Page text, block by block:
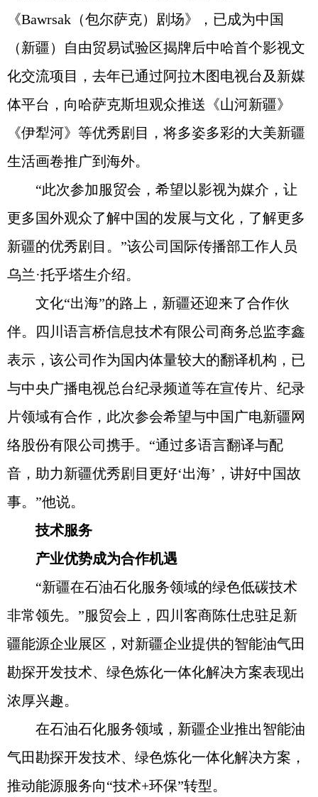
《Bawrsak（包尔萨克）剧场》，已成为中国
（新疆）自由贸易试验区揭牌后中哈首个影视文
化交流项目，去年已通过阿拉木图电视台及新媒
体平台，向哈萨克斯坦观众推送《山河新疆》
《伊犁河》等优秀剧目，将多姿多彩的大美新疆
生活画卷推广到海外。
“此次参加服贸会，希望以影视为媒介，让
更多国外观众了解中国的发展与文化，了解更多
新疆的优秀剧目。”该公司国际传播部工作人员
乌兰·托乎塔生介绍。
文化“出海”的路上，新疆还迎来了合作伙
伴。四川语言桥信息技术有限公司商务总监李鑫
表示，该公司作为国内体量较大的翻译机构，已
与中央广播电视总台纪录频道等在宣传片、纪录
片领域有合作，此次参会希望与中国广电新疆网
络股份有限公司携手。“通过多语言翻译与配
音，助力新疆优秀剧目更好‘出海’，讲好中国故
事。”他说。
技术服务
产业优势成为合作机遇
“新疆在石油石化服务领域的绿色低碳技术
非常领先。”服贸会上，四川客商陈仕忠驻足新
疆能源企业展区，对新疆企业提供的智能油气田
勘探开发技术、绿色炼化一体化解决方案表现出
浓厚兴趣。
在石油石化服务领域，新疆企业推出智能油
气田勘探开发技术、绿色炼化一体化解决方案，
推动能源服务向“技术+环保”转型。